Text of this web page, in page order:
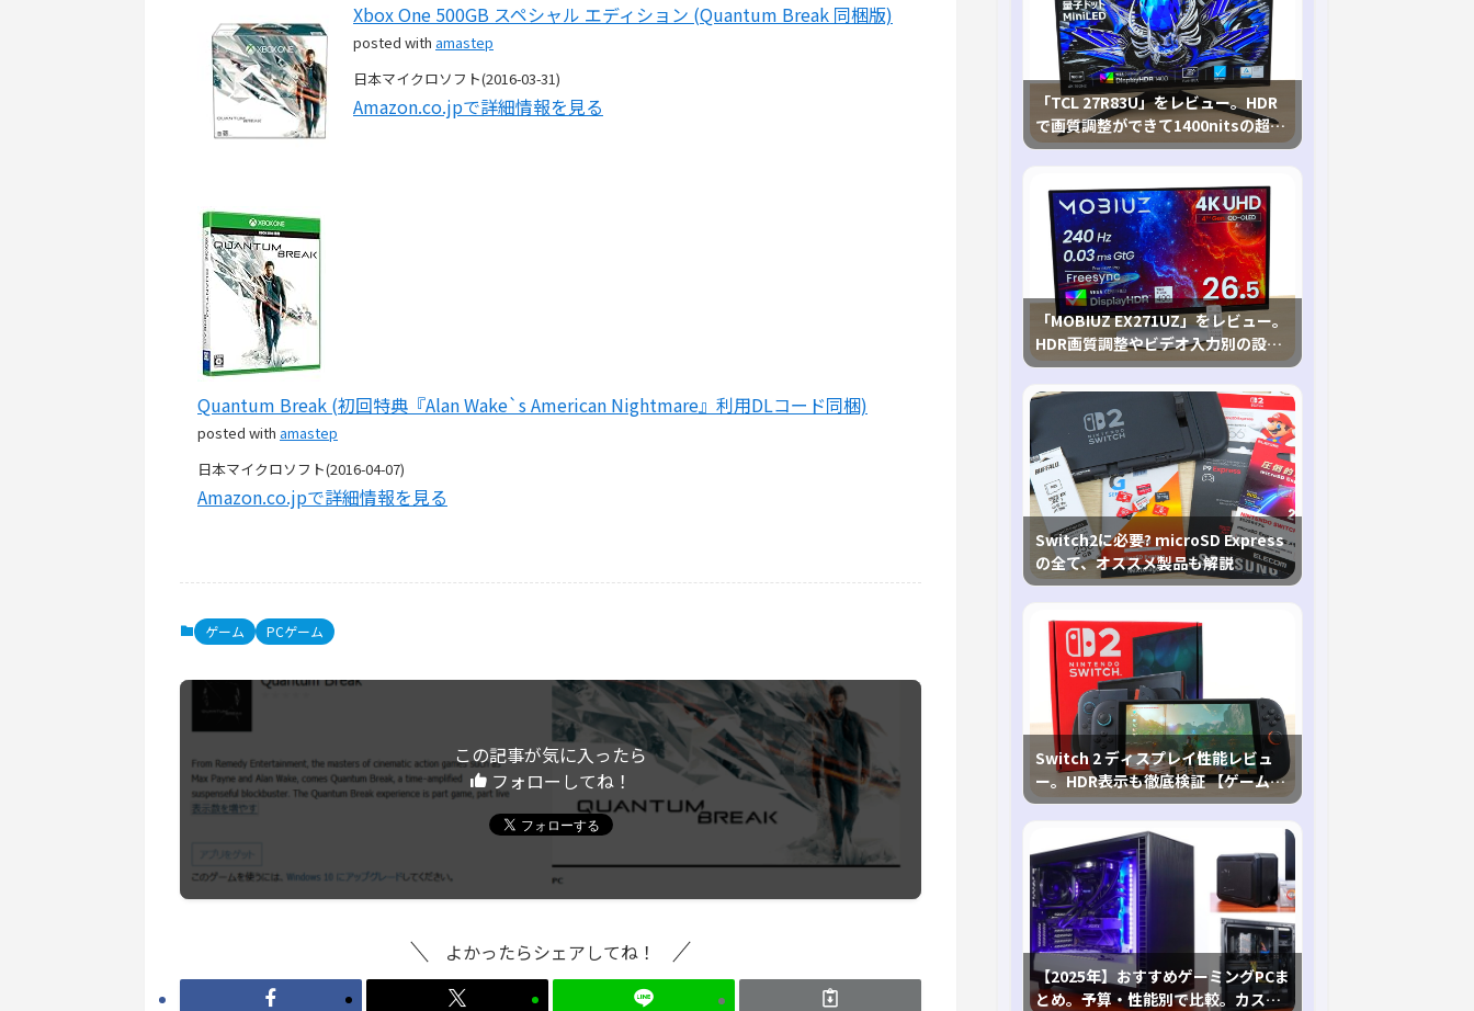
Xbox One 500GB スペシャル エディション (Quantum Break 同梱版)
posted with amastep
日本マイクロソフト(2016-03-31)
Amazon.co.jpで詳細情報を見る
Quantum Break (初回特典『Alan Wake`s American Nightmare』利用DLコード同梱)
posted with amastep
日本マイクロソフト(2016-04-07)
Amazon.co.jpで詳細情報を見る
ゲーム PCゲーム
この記事が気に入ったら
フォローしてね！
よかったらシェアしてね！
「TCL 27R83U」をレビュー。HDR
で画質調整ができて1400nitsの超高
輝度も発揮！
「MOBIUZ EX271UZ」をレビュー。
HDR画質調整やビデオ入力別の設定
が可能な4K有機ELゲーミングモニタ
を徹底検証
Switch2に必要? microSD Express
の全て、オススメ製品も解説
Switch 2 ディスプレイ性能レビュ
ー。HDR表示も徹底検証 【ゲームに
おけるHDRの未来を切り開く1台！】
【2025年】おすすめゲーミングPCま
とめ。予算・性能別で比較。カスタ